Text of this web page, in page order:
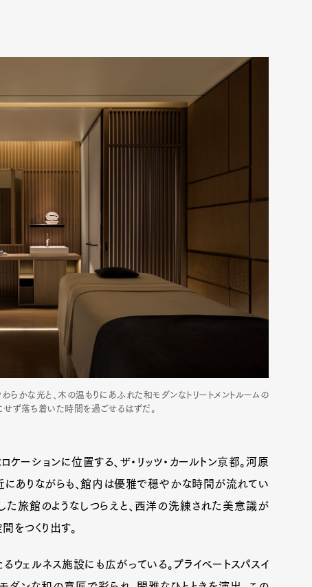
らかな光と、木の温もりにあふれた和モダンなトリートメントルームの
せず落ち着いた時間を過ごせるはずだ。
ーションに位置する、ザ・リッツ・カールトン京都。河原
にありながらも、館内は優雅で穏やかな時間が流れてい
旅館のようなしつらえと、西洋の洗練された美意識が
をつくり出す。
ウェルネス施設にも広がっている。プライベートスパスイ